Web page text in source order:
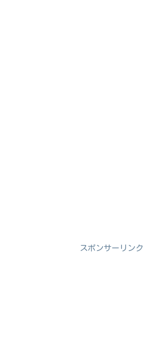
スポンサーリンク